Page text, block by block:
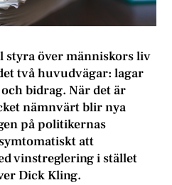
styra över människors liv
två huvudvägar: lagar
bidrag. När det är
nämnvärt blir nya
på politikernas
att
vinstreglering i stället
Dick Kling.